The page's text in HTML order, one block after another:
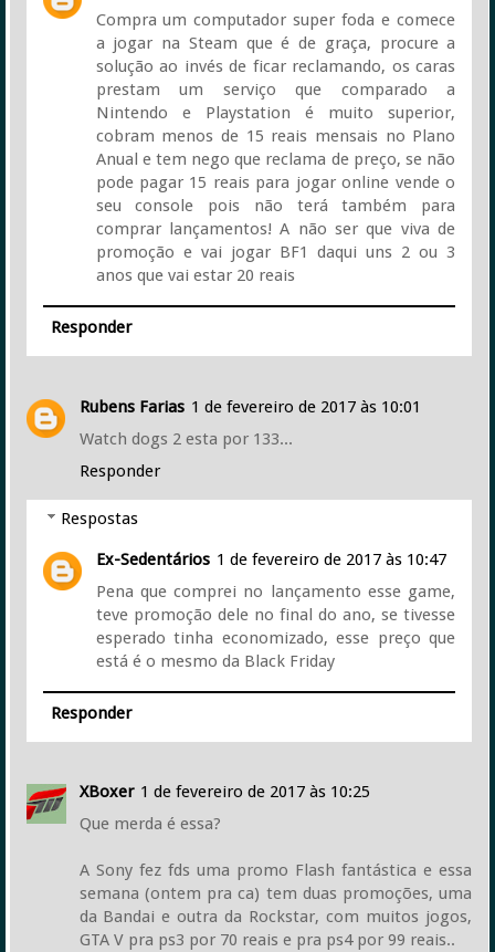
Compra um computador super foda e comece
a jogar na Steam que é de graça, procure a
solução ao invés de ficar reclamando, os caras
prestam um serviço que comparado a
Nintendo e Playstation é muito superior,
cobram menos de 15 reais mensais no Plano
Anual e tem nego que reclama de preço, se não
pode pagar 15 reais para jogar online vende o
seu console pois não terá também para
comprar lançamentos! A não ser que viva de
promoção e vai jogar BF1 daqui uns 2 ou 3
anos que vai estar 20 reais
Responder
Rubens Farias 1 de fevereiro de 2017 às 10:01
Watch dogs 2 esta por 133...
Responder
Respostas
Ex-Sedentários 1 de fevereiro de 2017 às 10:47
Pena que comprei no lançamento esse game,
teve promoção dele no final do ano, se tivesse
esperado tinha economizado, esse preço que
está é o mesmo da Black Friday
Responder
XBoxer 1 de fevereiro de 2017 às 10:25
Que merda é essa?
A Sony fez fds uma promo Flash fantástica e essa
semana (ontem pra ca) tem duas promoções, uma
da Bandai e outra da Rockstar, com muitos jogos,
GTA V pra ps3 por 70 reais e pra ps4 por 99 reais..